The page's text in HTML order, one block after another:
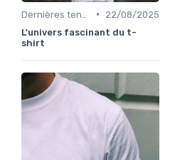
•
22/08/2025
L'univers fascinant du t-
shirt